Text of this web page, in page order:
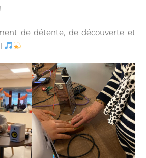
de détente, de découverte et